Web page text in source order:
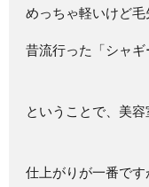
めっちゃ軽いけど
昔流行った「シャ
ということで、美
仕上がりが一番で